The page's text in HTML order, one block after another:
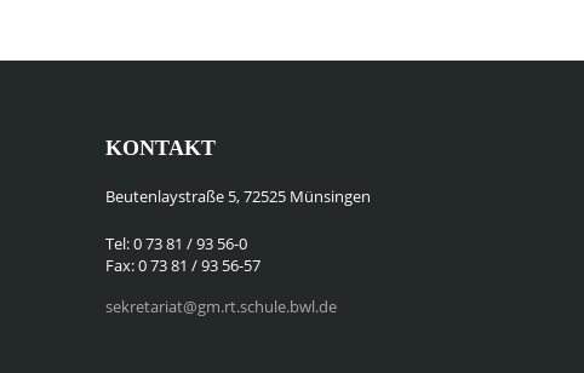
KONTAKT
Beutenlaystraße 5, 72525 Münsingen
Tel: 0 73 81 / 93 56-0
Fax: 0 73 81 / 93 56-57
sekretariat@gm.rt.schule.bwl.de